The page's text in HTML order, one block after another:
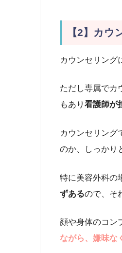
【2】カウ
カウンセリング
ただし専属でカ
もあり 看護師が
カウンセリング
のか、しっかり
特に美容外科の
ずあるので、そ
顔や身体のコン
ながら、嫌味な